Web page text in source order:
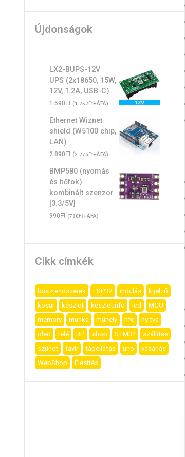
Újdonságok
LX2-BUPS-12V
UPS (2x18650, 15W,
12V, 1.2A, USB-C)
1.590Ft (1.252Ft+ÁFA)
Ethernet Wiznet
shield (W5100 chip,
LAN)
2.890Ft (2.276Ft+ÁFA)
BMP580 (nyomás
és hőfok)
kombinált szenzor
[3.3/5V]
990Ft (780Ft+ÁFA)
Cikk címkék
buszrendszerek ESP32 indulás
kijelző
kosár
készlet készletinfo lcd
MCU
memory
munka műhely nfc
nyitva
oled
relé RP shop STM32
szállítás
szünet
tavir tápellátás uno
vásárlás
WebShop
Élesítés